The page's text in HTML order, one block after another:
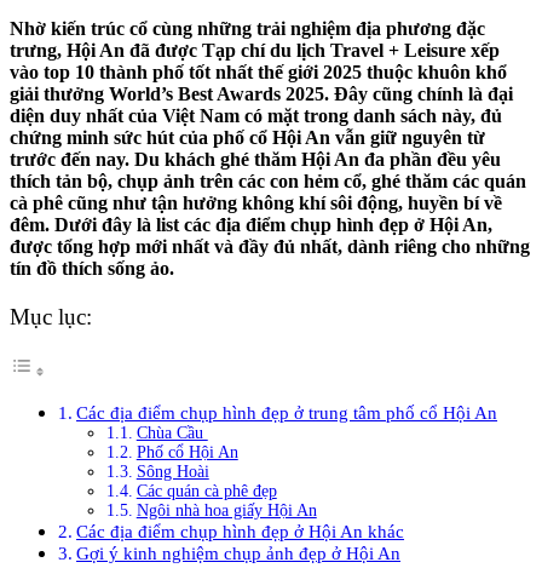
Nhờ kiến trúc cổ cùng những trải nghiệm địa phương đặc
trưng, Hội An đã được Tạp chí du lịch Travel + Leisure xếp
vào top 10 thành phố tốt nhất thế giới 2025 thuộc khuôn khổ
giải thưởng World’s Best Awards 2025. Đây cũng chính là đại
diện duy nhất của Việt Nam có mặt trong danh sách này, đủ
chứng minh sức hút của phố cổ Hội An vẫn giữ nguyên từ
trước đến nay. Du khách ghé thăm Hội An đa phần đều yêu
thích tản bộ, chụp ảnh trên các con hẻm cổ, ghé thăm các quán
cà phê cũng như tận hưởng không khí sôi động, huyền bí về
đêm. Dưới đây là list các địa điểm chụp hình đẹp ở Hội An,
được tổng hợp mới nhất và đầy đủ nhất, dành riêng cho những
tín đồ thích sống ảo.
Mục lục:
Các địa điểm chụp hình đẹp ở trung tâm phố cổ Hội An
Chùa Cầu
Phố cổ Hội An
Sông Hoài
Các quán cà phê đẹp
Ngôi nhà hoa giấy Hội An
Các địa điểm chụp hình đẹp ở Hội An khác
Gợi ý kinh nghiệm chụp ảnh đẹp ở Hội An